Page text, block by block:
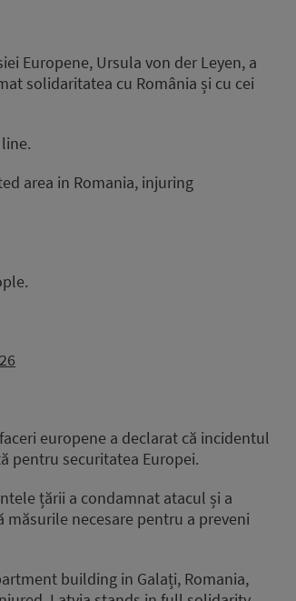
Europene, Ursula von der Leyen, a
solidaritatea cu România și cu cei
area in Romania, injuring
europene a declarat că incidentul
pentru securitatea Europei.
țării a condamnat atacul și a
necesare pentru a preveni
building in Galați, Romania,